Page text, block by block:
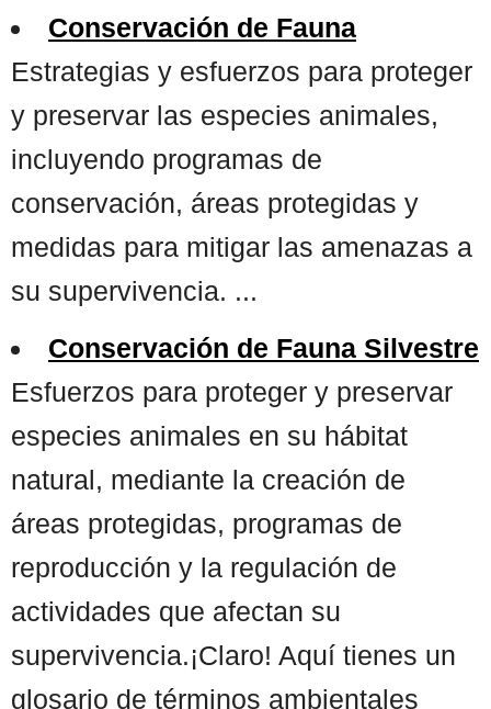
Conservación de Fauna
Estrategias y esfuerzos para proteger
y preservar las especies animales,
incluyendo programas de
conservación, áreas protegidas y
medidas para mitigar las amenazas a
su supervivencia. ...
Conservación de Fauna Silvestre
Esfuerzos para proteger y preservar
especies animales en su hábitat
natural, mediante la creación de
áreas protegidas, programas de
reproducción y la regulación de
actividades que afectan su
supervivencia.¡Claro! Aquí tienes un
glosario de términos ambientales